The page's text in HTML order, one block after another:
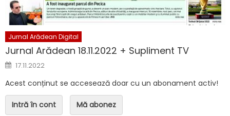
Jurnal Arădean Digital
Jurnal Arădean 18.11.2022 + Supliment TV
Posted on
17.11.2022
Acest conținut se accesează doar cu un abonament activ!
Intră în cont Mă abonez